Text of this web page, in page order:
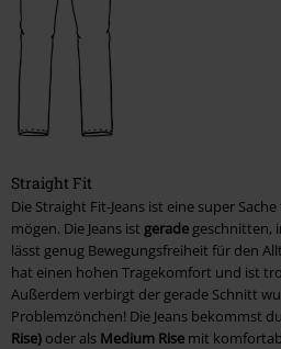
Straight Fit
Die Straight Fit-Jeans ist eine super
mögen. Die Jeans ist gerade geschnitten,
lässt genug Bewegungsfreiheit für den
hat einen hohen Tragekomfort und ist
Außerdem verbirgt der gerade Schnitt
Problemzönchen! Die Jeans bekommst
Rise) oder als Medium Rise mit